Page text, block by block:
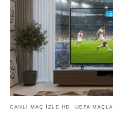
CANLI MAÇ IZLE HD UEFA